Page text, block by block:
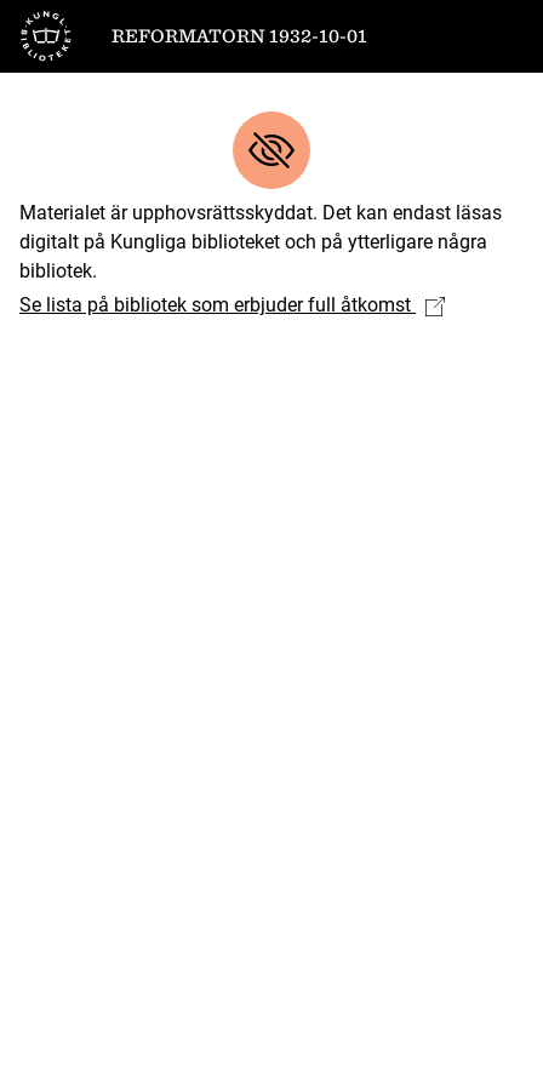
Till startsidan
REFORMATORN 1932-10-01
Materialet är upphovsrättsskyddat. Det kan endast läsas
digitalt på Kungliga biblioteket och på ytterligare några
bibliotek.
Se lista på bibliotek som erbjuder full åtkomst